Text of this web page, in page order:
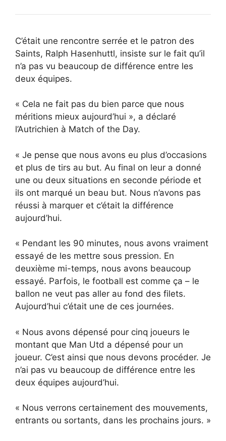
C’était une rencontre serrée et le patron des
Saints, Ralph Hasenhuttl, insiste sur le fait qu’il
n’a pas vu beaucoup de différence entre les
deux équipes.
« Cela ne fait pas du bien parce que nous
méritions mieux aujourd’hui », a déclaré
l’Autrichien à Match of the Day.
« Je pense que nous avons eu plus d’occasions
et plus de tirs au but. Au final on leur a donné
une ou deux situations en seconde période et
ils ont marqué un beau but. Nous n’avons pas
réussi à marquer et c’était la différence
aujourd’hui.
« Pendant les 90 minutes, nous avons vraiment
essayé de les mettre sous pression. En
deuxième mi-temps, nous avons beaucoup
essayé. Parfois, le football est comme ça – le
ballon ne veut pas aller au fond des filets.
Aujourd’hui c’était une de ces journées.
« Nous avons dépensé pour cinq joueurs le
montant que Man Utd a dépensé pour un
joueur. C’est ainsi que nous devons procéder. Je
n’ai pas vu beaucoup de différence entre les
deux équipes aujourd’hui.
« Nous verrons certainement des mouvements,
entrants ou sortants, dans les prochains jours. »